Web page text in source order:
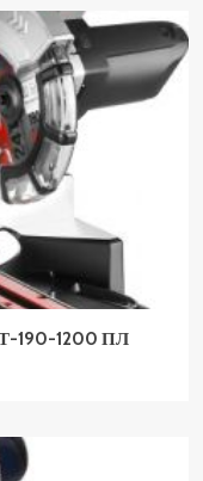
190-1200 ПЛ